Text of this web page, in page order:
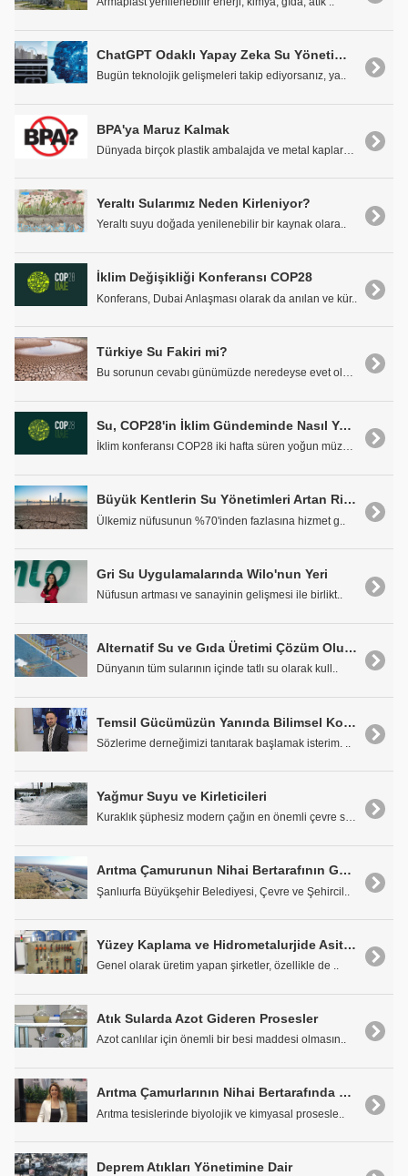
ChatGPT Odaklı Yapay Zeka Su Yönetimini Nasıl Dönüştürecek?
Bugün teknolojik gelişmeleri takip ediyorsanız, ya..
BPA'ya Maruz Kalmak
Yeraltı Sularımız Neden Kirleniyor?
Yeraltı suyu doğada yenilenebilir bir kaynak olara..
İklim Değişikliği Konferansı COP28
Konferans, Dubai Anlaşması olarak da anılan ve kür..
Türkiye Su Fakiri mi?
Bu sorunun cevabı günümüzde neredeyse evet olmak d..
Su, COP28'in İklim Gündeminde Nasıl Yer Aldı?
İklim konferansı COP28 iki hafta süren yoğun müzak..
Büyük Kentlerin Su Yönetimleri Artan Risklere Hazırlıklı mı?
Ülkemiz nüfusunun %70'inden fazlasına hizmet g..
Gri Su Uygulamalarında Wilo'nun Yeri
Nüfusun artması ve sanayinin gelişmesi ile birlikt..
Alternatif Su ve Gıda Üretimi Çözüm Olur mu?
Dünyanın tüm sularının içinde tatlı su olarak kull..
Temsil Gücümüzün Yanında Bilimsel Kongre Düzenleyen Ender Sayıda Sektörlerden Biriyiz
Sözlerime derneğimizi tanıtarak başlamak isterim. ..
Yağmur Suyu ve Kirleticileri
Kuraklık şüphesiz modern çağın en önemli çevre sor..
Arıtma Çamurunun Nihai Bertarafının Gerçekleştiği Güzel Bir Örnek: Şanlıurfa Solar Çamur Kurutma Tesisi
Şanlıurfa Büyükşehir Belediyesi, Çevre ve Şehircil..
Yüzey Kaplama ve Hidrometalurjide Asit, Asit Karışımları, Kimyasal Çözeltilerin Dönüşümü
Genel olarak üretim yapan şirketler, özellikle de ..
Atık Sularda Azot Gideren Prosesler
Azot canlılar için önemli bir besi maddesi olmasın..
Arıtma Çamurlarının Nihai Bertarafında Önemli Aşama: Çamur Kurutma Teknolojileri
Arıtma tesislerinde biyolojik ve kimyasal prosesle..
Deprem Atıkları Yönetimine Dair